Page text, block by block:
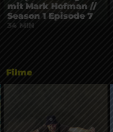
34 MIN
mit Mark Hofman //
Season 1 Episode 7
Filme